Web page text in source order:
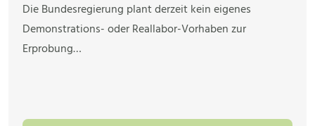
Die Bundesregierung plant derzeit kein eigenes
Demonstrations- oder Reallabor-Vorhaben zur
Erprobung…